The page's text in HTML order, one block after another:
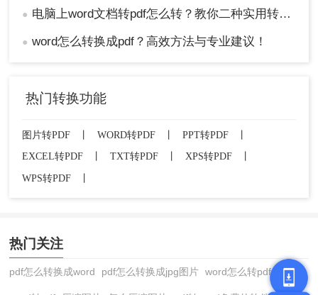
● 电脑上word文档转pdf怎么转？教你二种实用转换方法！
● word怎么转换成pdf？高效方法与专业建议！
热门转换功能
图片转PDF 丨 WORD转PDF 丨 PPT转PDF
丨
EXCEL转PDF
TXT转PDF XPS转PDF
WPS转PDF
热门关注
pdf怎么转换成word pdf怎么转换成jpg图片 word怎么转pdf